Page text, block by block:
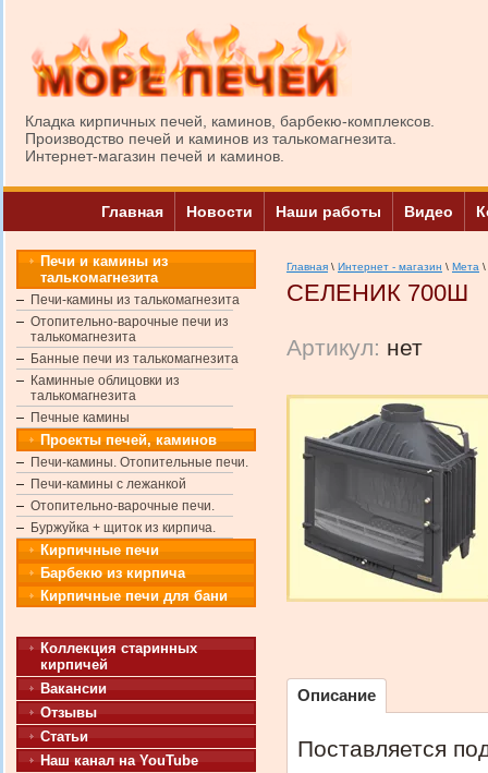
Кладка кирпичных печей, каминов, барбекю-комплексов.
Производство печей и каминов из талькомагнезита.
Интернет-магазин печей и каминов.
Главная Новости Наши работы Видео
Печи и камины из
талькомагнезита
Печи-камины из талькомагнезита
Отопительно-варочные печи из
талькомагнезита
Банные печи из талькомагнезита
Каминные облицовки из
талькомагнезита
Печные камины
Проекты печей, каминов
Печи-камины. Отопительные печи.
Печи-камины с лежанкой
Отопительно-варочные печи.
Буржуйка + щиток из кирпича.
Кирпичные печи
Барбекю из кирпича
Кирпичные печи для бани
Коллекция старинных
кирпичей
Вакансии
Отзывы
Статьи
Наш канал на YouTube
Главная \ Интернет - магазин \ Мета \
СЕЛЕНИК 700Ш
Артикул: нет
Описание
Поставляется